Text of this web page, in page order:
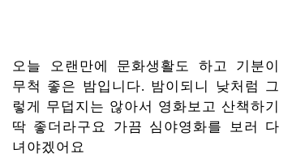
오늘 오랜만에 문화생활도 하고 기분이
무척 좋은 밤입니다. 밤이되니 낮처럼 그
렇게 무덥지는 않아서 영화보고 산책하기
딱 좋더라구요 가끔 심야영화를 보러 다
녀야겠어요